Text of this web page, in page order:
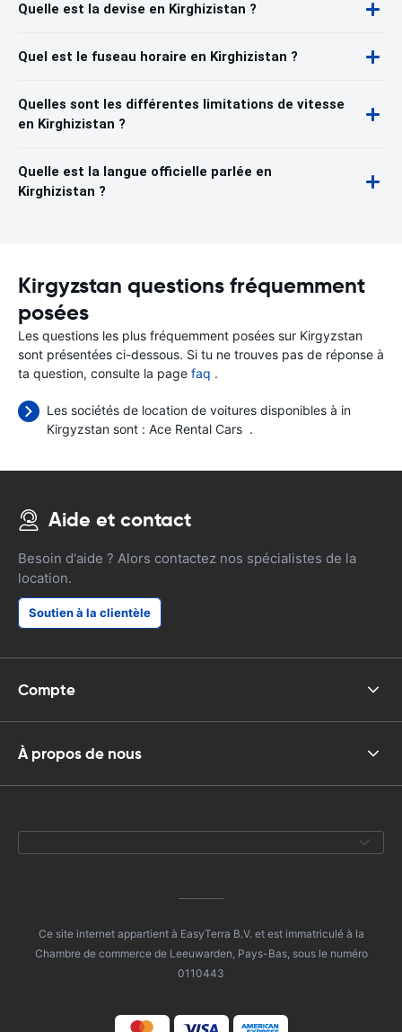
Quelle est la devise en Kirghizistan ?
Quel est le fuseau horaire en Kirghizistan ?
Quelles sont les différentes limitations de vitesse
en Kirghizistan ?
Quelle est la langue officielle parlée en
Kirghizistan ?
Kirgyzstan questions fréquemment
posées
Les questions les plus fréquemment posées sur Kirgyzstan
sont présentées ci-dessous. Si tu ne trouves pas de réponse à
ta question, consulte la page faq .
Les sociétés de location de voitures disponibles à in
Kirgyzstan sont : Ace Rental Cars .
Aide et contact
Besoin d'aide ? Alors contactez nos spécialistes de la
location.
Soutien à la clientèle
Compte
À propos de nous
Ce site internet appartient à EasyTerra B.V. et est immatriculé à la
Chambre de commerce de Leeuwarden, Pays-Bas, sous le numéro
0110443